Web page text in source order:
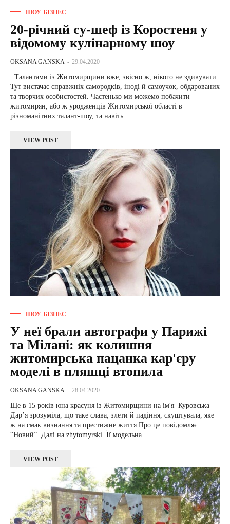
ШОУ-БІЗНЕС
20-річний су-шеф із Коростеня у
відомому кулінарному шоу
OKSANA GANSKA - 29.04.2020
Тут вистачає справжніх самородків, іноді й самоучок, обдарованих
та творчих особистостей. Частенько ми можемо побачити
житомирян, або ж уродженців Житомирської області в
різноманітних талант-шоу, та навіть...
VIEW POST
ШОУ-БІЗНЕС
У неї брали автографи у Парижі
та Мілані: як колишня
житомирська пацанка кар'єру
моделі в пляшці втопила
OKSANA GANSKA - 28.04.2020
Ще в 15 років юна красуня із Житомирщини на ім'я Куровська
Дар’я зрозуміла, що таке слава, злети й падіння, скуштувала, яке
ж на смак визнання та престижне життя.Про це повідомляє
“Новий”. Далі на zhytomyrski. Її модельна...
VIEW POST